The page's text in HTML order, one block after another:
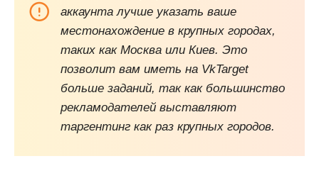
аккаунта лучше указать ваше
местонахождение в крупных городах,
таких как Москва или Киев. Это
позволит вам иметь на VkTarget
больше заданий, так как большинство
рекламодателей выставляют
таргентинг как раз крупных городов.